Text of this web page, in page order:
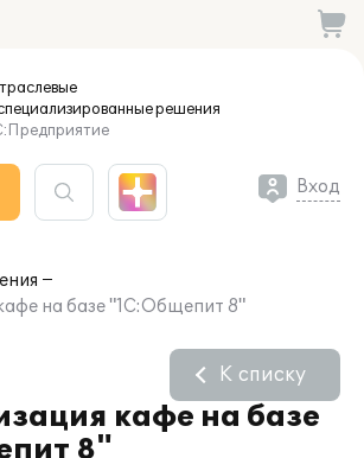
решения
Вход
на базе "1С:Общепит 8"
кафе на базе
8"
К списку